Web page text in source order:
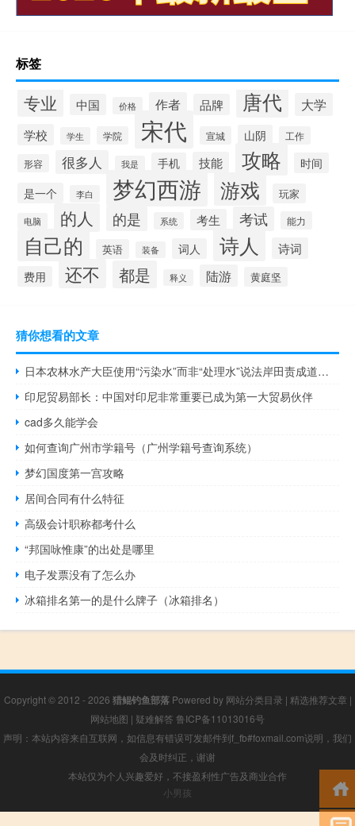
标签
专业 中国 价格 作者 品牌 唐代 大学
学校 学生 学院 宋代 宣城 山阴 工作
形容 很多人 我是 手机 技能 攻略
时间
是一个
李白 梦幻西游 游戏 玩家
电脑 的人 的是 系统 考生 考试 能力
自己的 英语 装备 词人 诗人 诗词
费用 还不 都是 释义 陆游 黄庭坚
猜你想看的文章
日本农林水产大臣使用“污染水”而非“处理水”说法岸田责成道歉中方回应
印尼贸易部长：中国对印尼非常重要已成为第一大贸易伙伴
cad多久能学会
如何查询广州市学籍号（广州学籍号查询系统）
梦幻国度第一宫攻略
居间合同有什么特征
高级会计职称都考什么
“邦国咏惟康”的出处是哪里
电子发票没有了怎么办
冰箱排名第一的是什么牌子（冰箱排名）
Copyright © 2012 - 2026 猎鲲钓鱼部落Powered by 网站分类目录 | 精选推荐文章 |
网站地图 | 疑难解答 鲁ICP备11013016号
声明：本站内容来自互联网，如信息有错误可发邮件到f_fb#foxmail.com说明，我们
会及时纠正，谢谢
本站仅为个人兴趣爱好，不接盈利性广告及商业合作
小男孩